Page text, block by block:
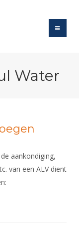
Water
aankondiging,
van een ALV dient